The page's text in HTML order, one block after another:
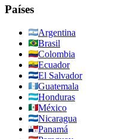
Países
Argentina
Brasil
Colombia
Ecuador
El Salvador
Guatemala
Honduras
México
Nicaragua
Panamá